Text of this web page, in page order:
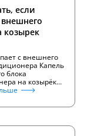
если
внешнего
козырек
с внешнего
Капель
блока
на козырёк…